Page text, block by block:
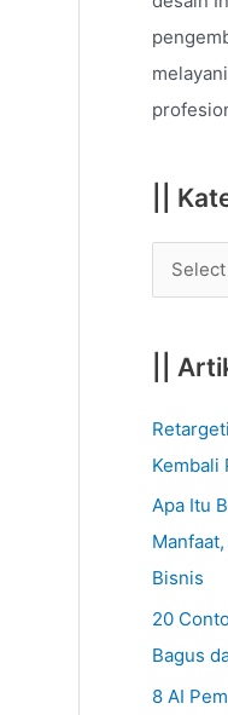
o
r
:
||
||
Kembali
Apa Itu
Bisnis
20
Bagus
8 AI